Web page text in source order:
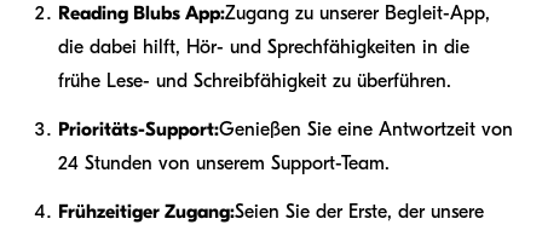
Reading Blubs App:Zugang zu unserer Begleit-App,
die dabei hilft, Hör- und Sprechfähigkeiten in die
frühe Lese- und Schreibfähigkeit zu überführen.
Prioritäts-Support:Genießen Sie eine Antwortzeit von
24 Stunden von unserem Support-Team.
Frühzeitiger Zugang:Seien Sie der Erste, der unsere